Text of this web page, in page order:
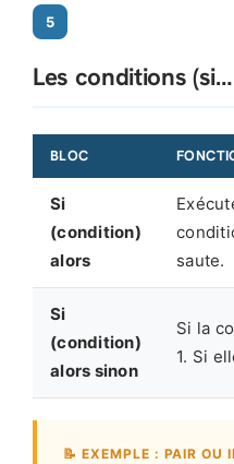
5
Les conditions
BLOC
Si
(condition)
alors
saute.
Si
(condition)
alors sinon
Si la
1. Si
📝 EXEMPLE : PAIR OU